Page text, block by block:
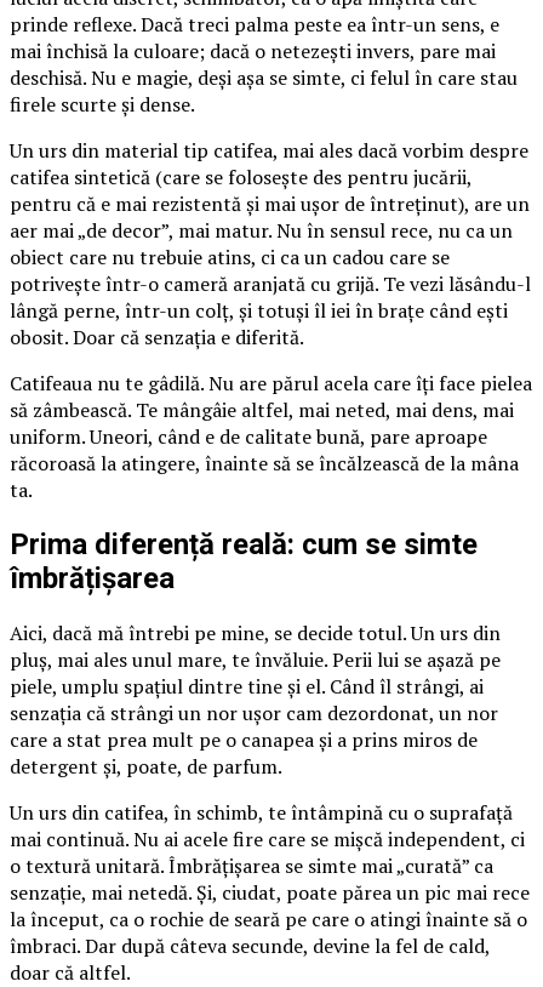
prinde reflexe. Dacă treci palma peste ea într-un sens, e
mai închisă la culoare; dacă o netezești invers, pare mai
deschisă. Nu e magie, deși așa se simte, ci felul în care stau
firele scurte și dense.
Un urs din material tip catifea, mai ales dacă vorbim despre
catifea sintetică (care se folosește des pentru jucării,
pentru că e mai rezistentă și mai ușor de întreținut), are un
aer mai „de decor”, mai matur. Nu în sensul rece, nu ca un
obiect care nu trebuie atins, ci ca un cadou care se
potrivește într-o cameră aranjată cu grijă. Te vezi lăsându-l
lângă perne, într-un colț, și totuși îl iei în brațe când ești
obosit. Doar că senzația e diferită.
Catifeaua nu te gâdilă. Nu are părul acela care îți face pielea
să zâmbească. Te mângâie altfel, mai neted, mai dens, mai
uniform. Uneori, când e de calitate bună, pare aproape
răcoroasă la atingere, înainte să se încălzească de la mâna
ta.
Prima diferență reală: cum se simte
îmbrățișarea
Aici, dacă mă întrebi pe mine, se decide totul. Un urs din
pluș, mai ales unul mare, te învăluie. Perii lui se așază pe
piele, umplu spațiul dintre tine și el. Când îl strângi, ai
senzația că strângi un nor ușor cam dezordonat, un nor
care a stat prea mult pe o canapea și a prins miros de
detergent și, poate, de parfum.
Un urs din catifea, în schimb, te întâmpină cu o suprafață
mai continuă. Nu ai acele fire care se mișcă independent, ci
o textură unitară. Îmbrățișarea se simte mai „curată” ca
senzație, mai netedă. Și, ciudat, poate părea un pic mai rece
la început, ca o rochie de seară pe care o atingi înainte să o
îmbraci. Dar după câteva secunde, devine la fel de cald,
doar că altfel.